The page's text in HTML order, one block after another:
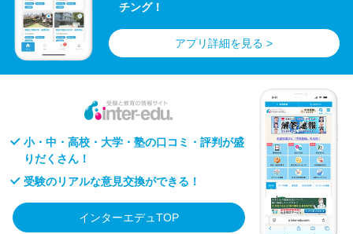
チング！
アプリ詳細を見る >
小・中・高校・大学・塾の口コミ・評判が盛
りだくさん！
受験のリアルな意見交換ができる！
インターエデュTOP